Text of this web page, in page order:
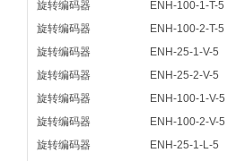
旋转编码器
ENH-100-1-T-5
旋转编码器
ENH-100-2-T-5
旋转编码器
ENH-25-1-V-5
旋转编码器
ENH-25-2-V-5
旋转编码器
ENH-100-1-V-5
旋转编码器
ENH-100-2-V-5
旋转编码器
ENH-25-1-L-5